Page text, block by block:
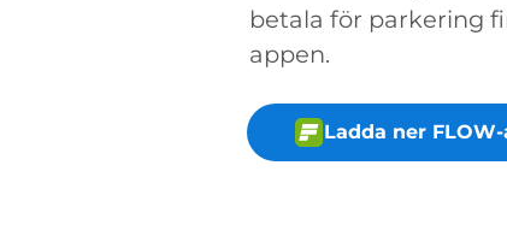
betala för parkering
appen.
Ladda ner